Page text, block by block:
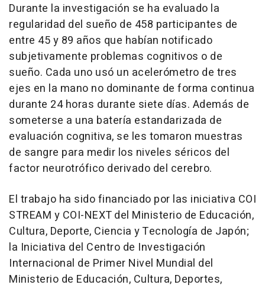
Durante la investigación se ha evaluado la
regularidad del sueño de 458 participantes de
entre 45 y 89 años que habían notificado
subjetivamente problemas cognitivos o de
sueño. Cada uno usó un acelerómetro de tres
ejes en la mano no dominante de forma continua
durante 24 horas durante siete días. Además de
someterse a una batería estandarizada de
evaluación cognitiva, se les tomaron muestras
de sangre para medir los niveles séricos del
factor neurotrófico derivado del cerebro.
El trabajo ha sido financiado por las iniciativa COI
STREAM y COI-NEXT del Ministerio de Educación,
Cultura, Deporte, Ciencia y Tecnología de Japón;
la Iniciativa del Centro de Investigación
Internacional de Primer Nivel Mundial del
Ministerio de Educación, Cultura, Deportes,